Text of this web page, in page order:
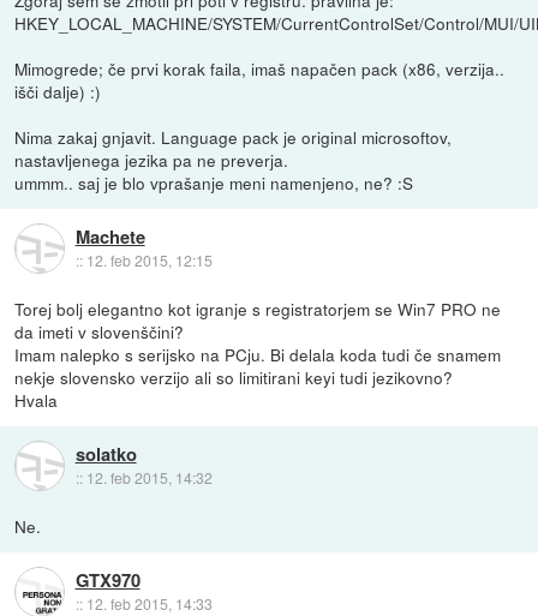
HKEY_LOCAL_MACHINE/SYSTEM/CurrentControlSet/Control/MUI/
Mimogrede; če prvi korak faila, imaš napačen pack (x86, verzija..
išči dalje) :)
Nima zakaj gnjavit. Language pack je original microsoftov,
nastavljenega jezika pa ne preverja.
ummm.. saj je blo vprašanje meni namenjeno, ne? :S
Machete
:: 12. feb 2015, 12:15
Torej bolj elegantno kot igranje s registratorjem se Win7 PRO ne
da imeti v slovenščini?
Imam nalepko s serijsko na PCju. Bi delala koda tudi če snamem
nekje slovensko verzijo ali so limitirani keyi tudi jezikovno?
Hvala
solatko
:: 12. feb 2015, 14:32
Ne.
GTX970
:: 12. feb 2015, 14:33